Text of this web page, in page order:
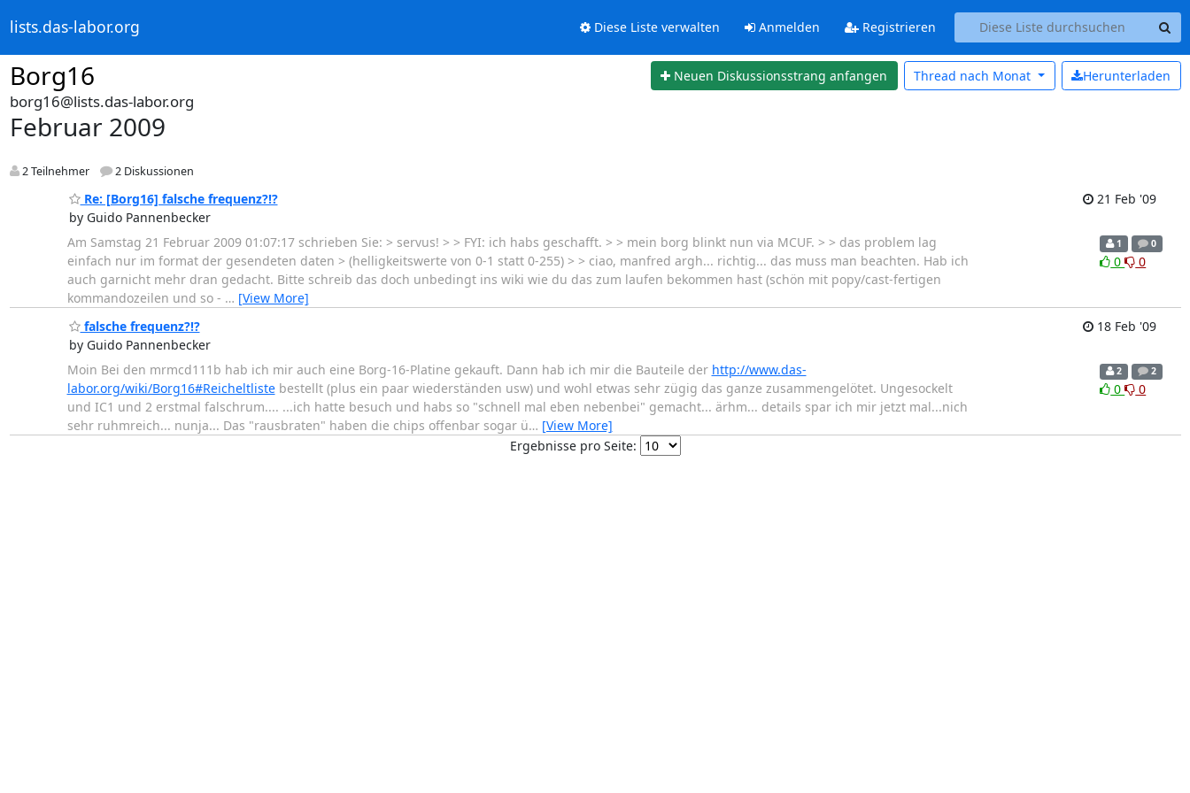
lists.das-labor.org Diese Liste verwalten Anmelden Registrieren
Borg16 Neuen Diskussionsstrang anfangen Herunterladen
Thread nach Monat
borg16@lists.das-labor.org
Februar 2009
2 Teilnehmer 2 Diskussionen
Re: [Borg16] falsche frequenz?!?
by Guido Pannenbecker
21 Feb '09
Am Samstag 21 Februar 2009 01:07:17 schrieben Sie: > servus! > > FYI: ich habs geschafft. > > mein borg blinkt nun via MCUF. > > das problem lag
einfach nur im format der gesendeten daten > (helligkeitswerte von 0-1 statt 0-255) > > ciao, manfred argh... richtig... das muss man beachten. Hab ich
auch garnicht mehr dran gedacht. Bitte schreib das doch unbedingt ins wiki wie du das zum laufen bekommen hast (schön mit popy/cast-fertigen
kommandozeilen und so - … [View More]
1 0
0 0
falsche frequenz?!?
by Guido Pannenbecker
18 Feb '09
Moin Bei den mrmcd111b hab ich mir auch eine Borg-16-Platine gekauft. Dann hab ich mir die Bauteile der http://www.das-
labor.org/wiki/Borg16#Reicheltlistebestellt (plus ein paar wiederständen usw) und wohl etwas sehr zügig das ganze zusammengelötet. Ungesockelt
und IC1 und 2 erstmal falschrum.... ...ich hatte besuch und habs so "schnell mal eben nebenbei" gemacht... ärhm... details spar ich mir jetzt mal...nich
sehr ruhmreich... nunja... Das "rausbraten" haben die chips offenbar sogar ü… [View More]
2 2
0 0
Ergebnisse pro Seite: